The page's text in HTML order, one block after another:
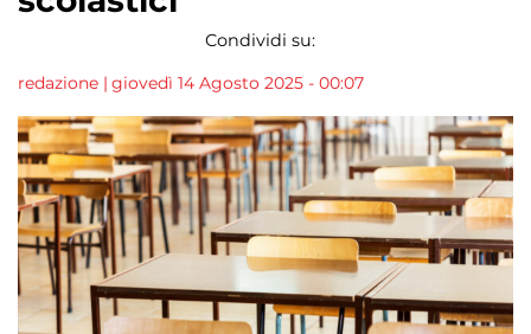
Condividi su:
redazione | giovedì 14 Agosto 2025 - 00:07